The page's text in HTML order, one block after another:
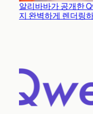
알리바바가 공개한
지 완벽하게 렌더링